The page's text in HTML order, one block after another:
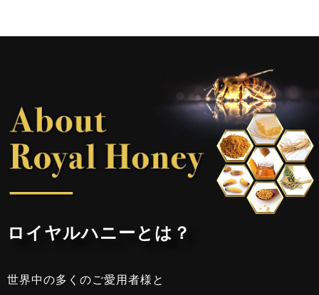
ロイヤルハニーとは？
世界中の多くのご愛用者様と